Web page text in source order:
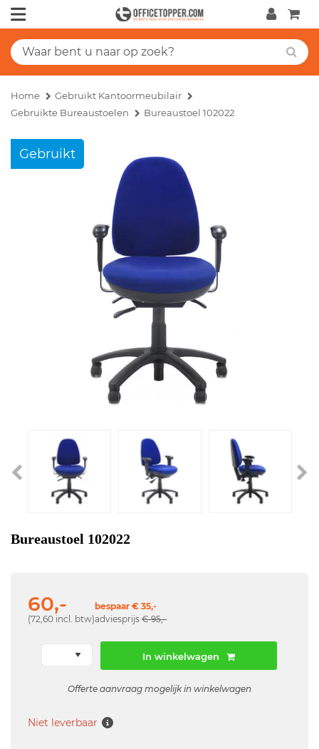
Home
Gebruikt Kantoormeubilair
Gebruikte Bureaustoelen
Bureaustoel 102022
Gebruikt
Bureaustoel 102022
60,-
(72,60 incl. btw)
bespaar € 35,-
adviesprijs € 95,-
In winkelwagen
Offerte aanvraag mogelijk in winkelwagen
Niet leverbaar